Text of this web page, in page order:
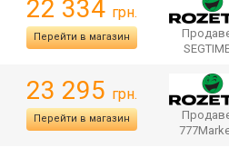
22 334 грн.
Перейти в магазин
23 295 грн.
Перейти в магазин